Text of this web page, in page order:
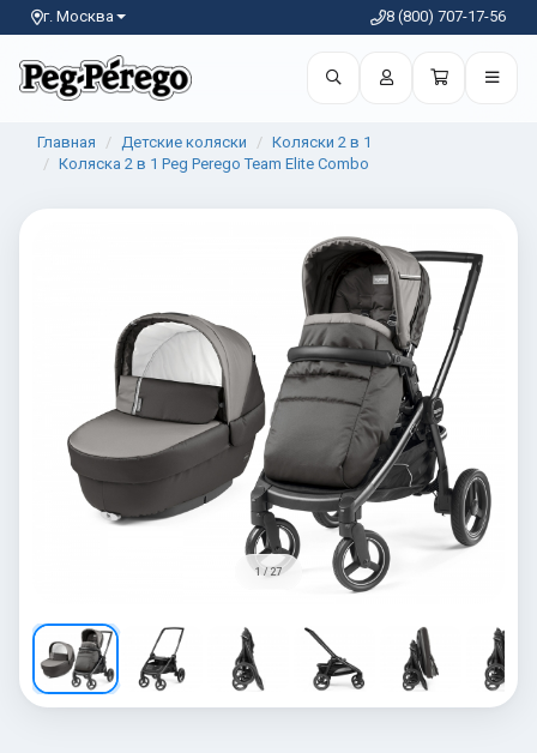
г. Москва 8 (800) 707-17-56
Главная Детские коляски
Коляски 2 в 1
Коляска 2 в 1 Peg Perego Team Elite Combo
1 / 27